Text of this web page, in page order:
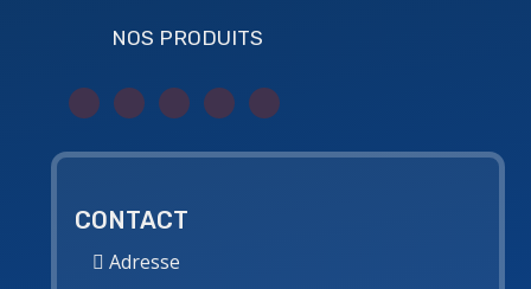
NOS PRODUITS
CONTACT
Adresse